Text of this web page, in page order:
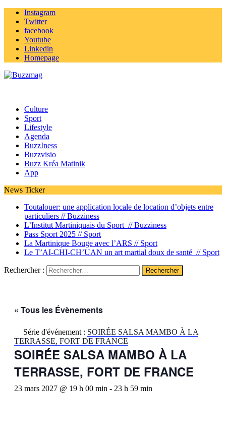
Instagram
Twitter
facebook
Youtube
Linkedin
Homepage
Culture
Sport
Lifestyle
Agenda
BuzzIness
Buzzvisio
Buzz Kréa Matinik
App
News Ticker
Toutalouer: une application locale de location d’objets entre
particuliers //Buzziness
L’Institut Martiniquais du Sport //Buzziness
Pass Sport 2025 // Sport
La Martinique Bouge avec l’ARS // Sport
Le T’AI-CHI-CH’UAN un art martial doux de santé // Sport
Rechercher :
« Tous les Évènements
Série d'événement : SOIRÉE SALSA MAMBO À LA
TERRASSE, FORT DE FRANCE
SOIRÉE SALSA MAMBO À LA
TERRASSE, FORT DE FRANCE
23 mars 2027 @ 19 h 00 min - 23 h 59 min